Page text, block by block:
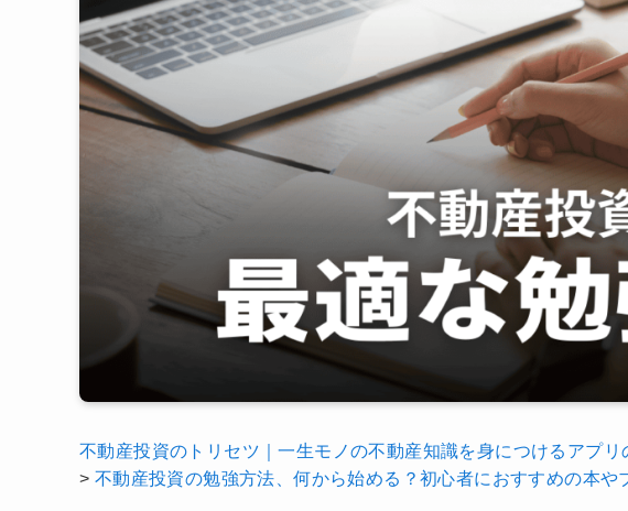
不動産投資のトリセツ｜一生モノの不動産知識を身につけるアプリ
> 不動産投資の勉強方法、何から始める？初心者におすすめの本や